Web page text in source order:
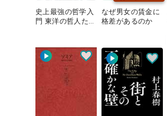
史上最強の哲学入
門 東洋の哲人たち
なぜ男女の賃金に
格差があるのか